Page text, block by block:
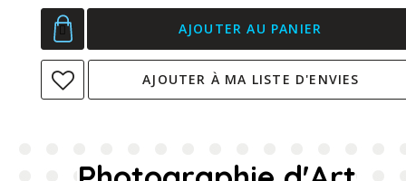
AJOUTER AU PANIER
AJOUTER À MA LISTE D'ENVIES